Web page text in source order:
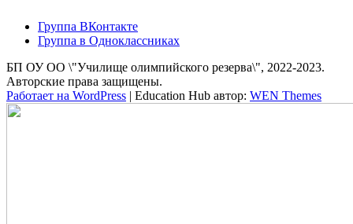
Группа ВКонтакте
Группа в Одноклассниках
БП ОУ ОО \"Училище олимпийского резерва\", 2022-2023.
Авторские права защищены.
Работает на WordPress | Education Hub автор: WEN Themes